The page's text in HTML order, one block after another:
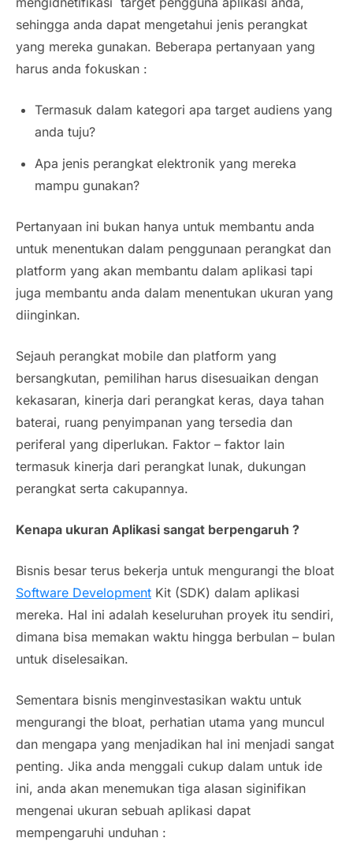
sehingga anda dapat mengetahui jenis perangkat
yang mereka gunakan. Beberapa pertanyaan yang
harus anda fokuskan :
Termasuk dalam kategori apa target audiens yang
anda tuju?
Apa jenis perangkat elektronik yang mereka
mampu gunakan?
Pertanyaan ini bukan hanya untuk membantu anda
untuk menentukan dalam penggunaan perangkat dan
platform yang akan membantu dalam aplikasi tapi
juga membantu anda dalam menentukan ukuran yang
diinginkan.
Sejauh perangkat mobile dan platform yang
bersangkutan, pemilihan harus disesuaikan dengan
kekasaran, kinerja dari perangkat keras, daya tahan
baterai, ruang penyimpanan yang tersedia dan
periferal yang diperlukan. Faktor – faktor lain
termasuk kinerja dari perangkat lunak, dukungan
perangkat serta cakupannya.
Kenapa ukuran Aplikasi sangat berpengaruh ?
Bisnis besar terus bekerja untuk mengurangi the bloat
Software Development Kit (SDK) dalam aplikasi
mereka. Hal ini adalah keseluruhan proyek itu sendiri,
dimana bisa memakan waktu hingga berbulan – bulan
untuk diselesaikan.
Sementara bisnis menginvestasikan waktu untuk
mengurangi the bloat, perhatian utama yang muncul
dan mengapa yang menjadikan hal ini menjadi sangat
penting. Jika anda menggali cukup dalam untuk ide
ini, anda akan menemukan tiga alasan siginifikan
mengenai ukuran sebuah aplikasi dapat
mempengaruhi unduhan :